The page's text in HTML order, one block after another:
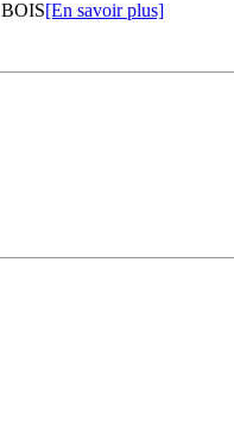
[En savoir plus]